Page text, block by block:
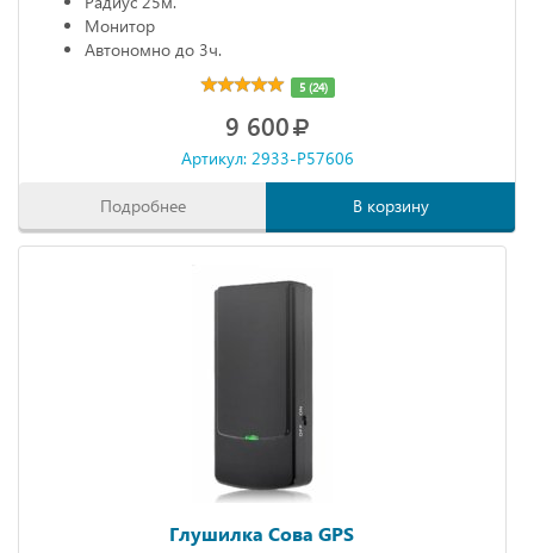
Монитор
Автономно до 3ч.
5 (24)
9 600
Артикул: 2933-P57606
Подробнее В корзину
Глушилка Сова GPS